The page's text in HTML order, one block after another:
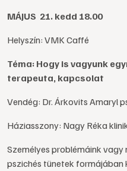
MÁJUS 21. kedd 18.00
Helyszín: VMK Caffé
Téma: Hogy is vagyunk
terapeuta, kapcsolat
Vendég: Dr. Árkovits Amaryl
Háziasszony: Nagy Réka
Személyes problémáink
pszichés tünetek formájában